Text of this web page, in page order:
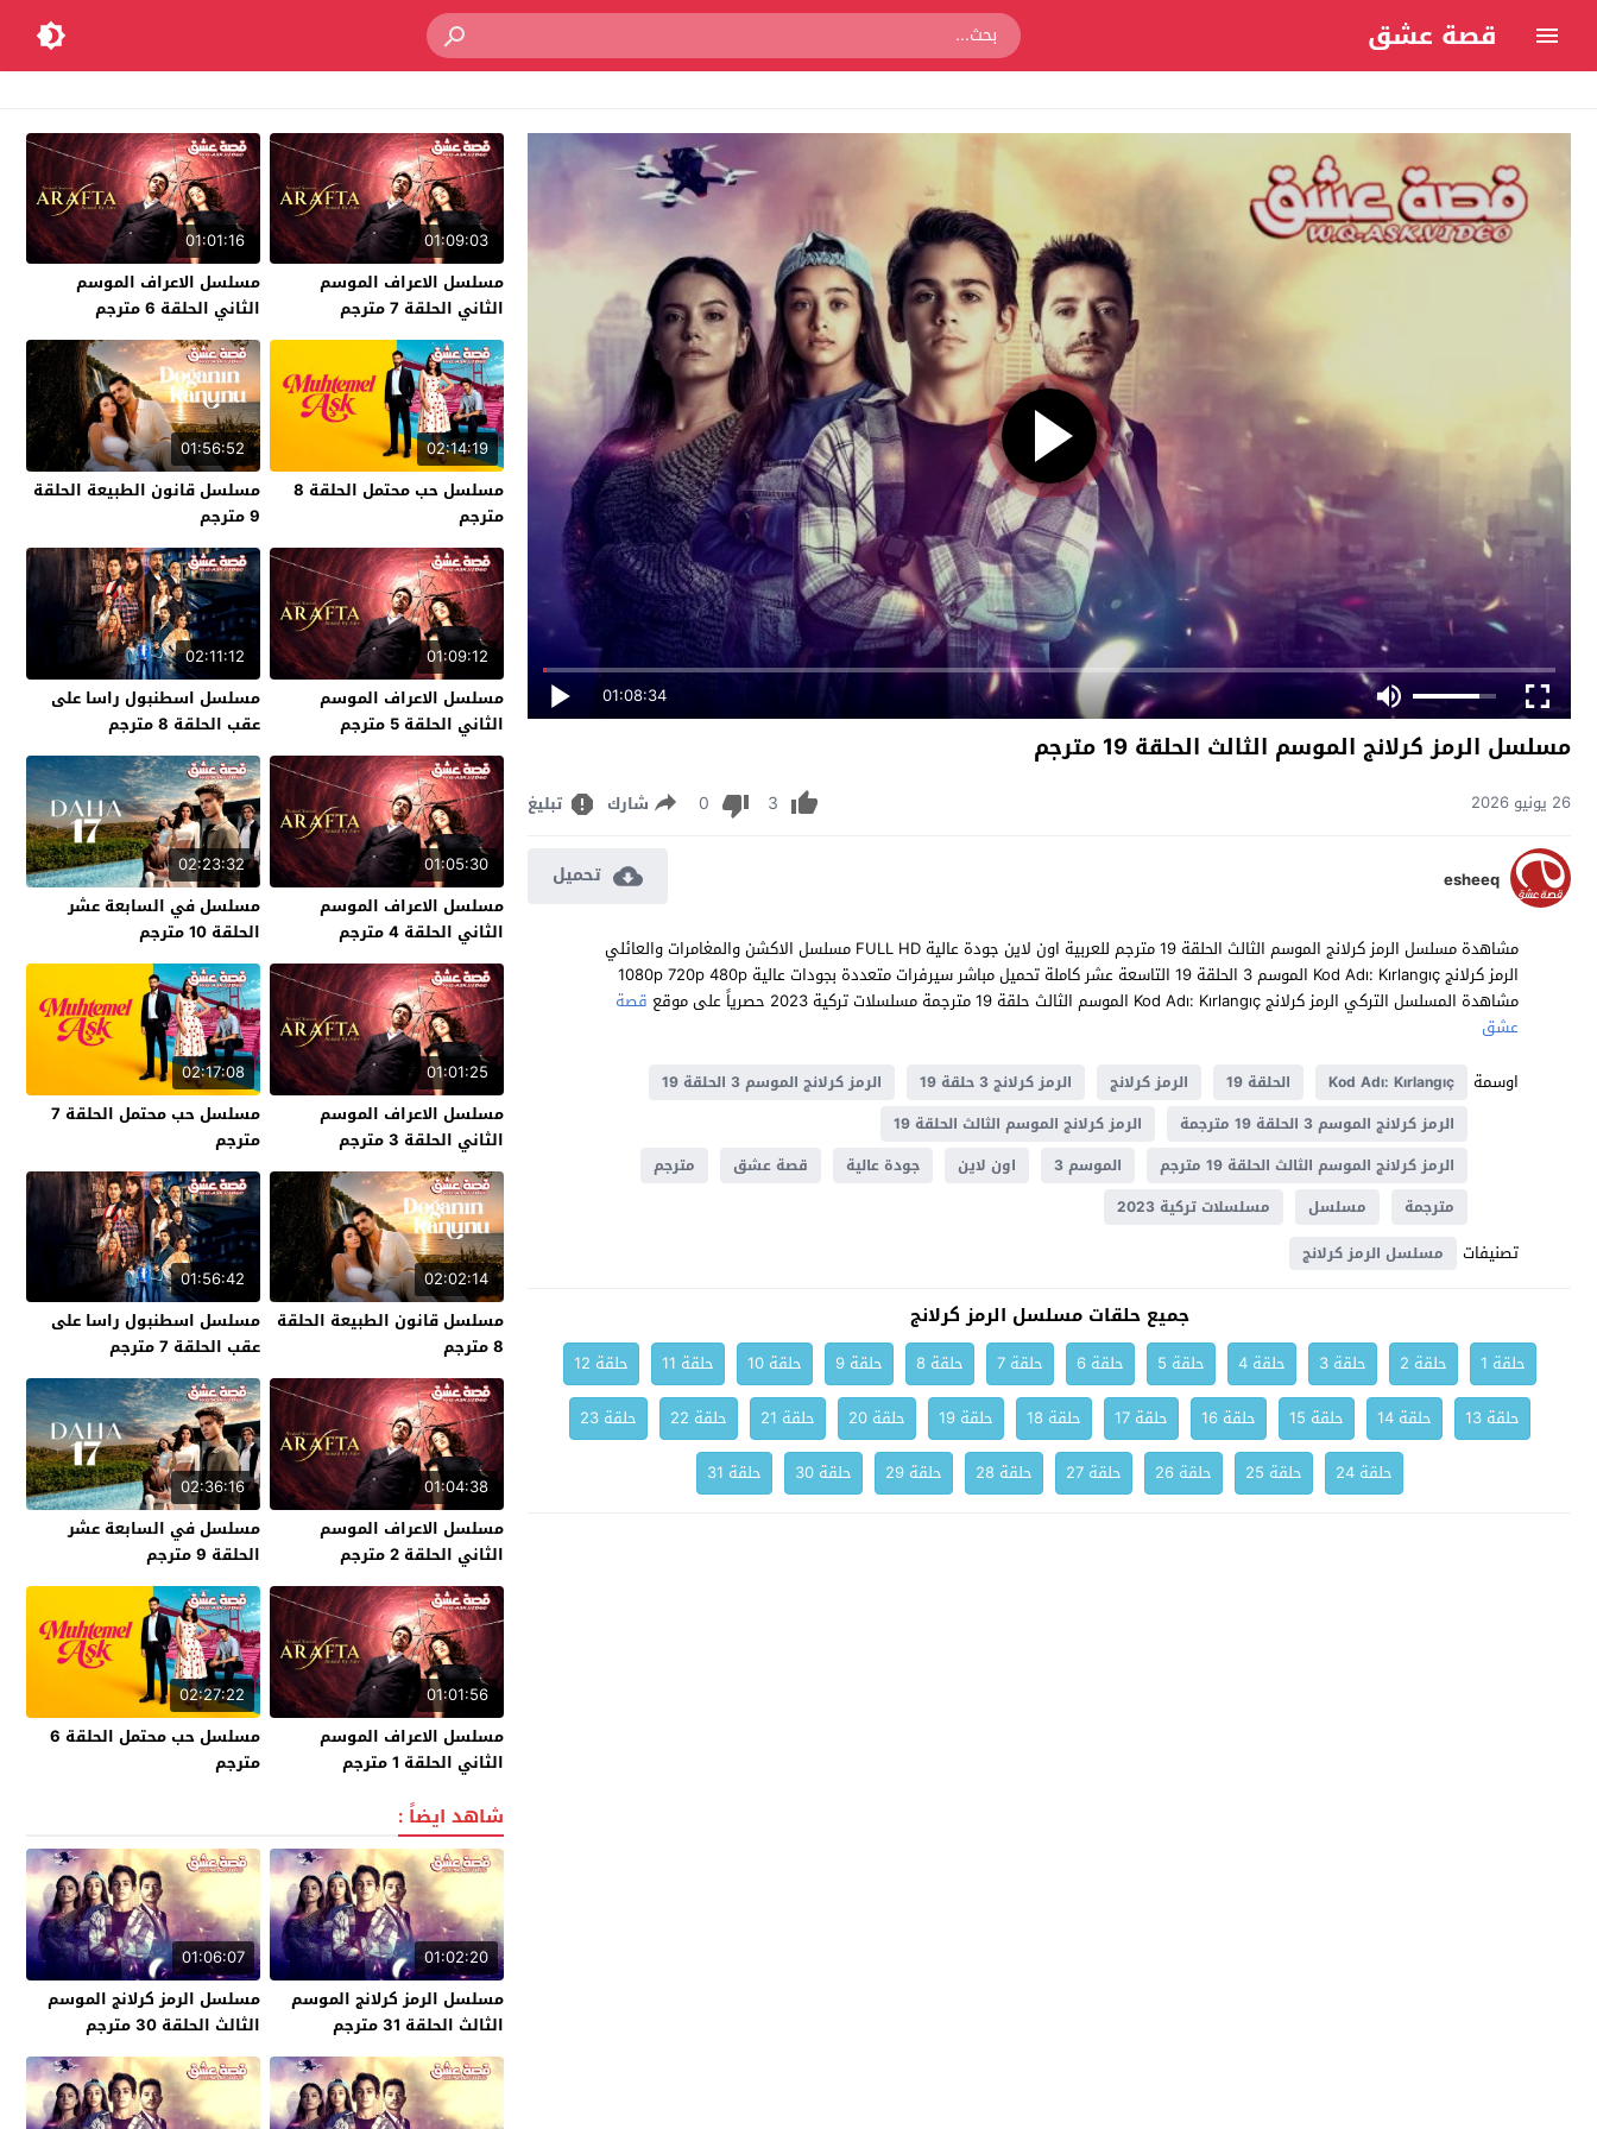
قصة عشق
01:08:34
مسلسل الرمز كرلانج الموسم الثالث الحلقة 19 مترجم
26 يونيو 2026 3
0 شارك تبليغ
esheeq تحميل
مشاهدة مسلسل الرمز كرلانج الموسم الثالث الحلقة 19 مترجم للعربية اون لاين جودة عالية FULL HD مسلسل الاكشن والمغامرات والعائلي
الرمز كرلانج Kod Adı: Kırlangıç الموسم 3 الحلقة 19 التاسعة عشر كاملة تحميل مباشر سيرفرات متعددة بجودات عالية 1080p 720p 480p
مشاهدة المسلسل التركي الرمز كرلانج Kod Adı: Kırlangıç الموسم الثالث حلقة 19 مترجمة مسلسلات تركية 2023 حصرياً على موقع
قصة
عشق
اوسمة
Kod Adı: Kırlangıç الحلقة 19 الرمز كرلانج الرمز كرلانج 3 حلقة 19
الرمز كرلانج الموسم 3 الحلقة 19
الرمز كرلانج الموسم 3 الحلقة 19 مترجمة
الرمز كرلانج الموسم الثالث الحلقة 19
الرمز كرلانج الموسم الثالث الحلقة 19 مترجم
الموسم 3 اون لاين جودة عالية قصة عشق
مترجم
مترجمة
مسلسل مسلسلات تركية 2023
تصنيفات مسلسل الرمز كرلانج
جميع حلقات مسلسل الرمز كرلانج
حلقة 1 حلقة 2 حلقة 3 حلقة 4 حلقة 5 حلقة 6 حلقة 7 حلقة 8 حلقة 9 حلقة 10 حلقة 11
حلقة 12
حلقة 13
حلقة 14 حلقة 15 حلقة 16 حلقة 17 حلقة 18 حلقة 19 حلقة 20 حلقة 21 حلقة 22
حلقة 23
حلقة 24
حلقة 25 حلقة 26 حلقة 27 حلقة 28 حلقة 29 حلقة 30 حلقة 31
01:09:03
مسلسل الاعراف الموسم
الثاني الحلقة 7 مترجم
01:01:16
مسلسل الاعراف الموسم
الثاني الحلقة 6 مترجم
02:14:19
مسلسل حب محتمل الحلقة 8
مترجم
01:56:52
مسلسل قانون الطبيعة الحلقة
9 مترجم
01:09:12
مسلسل الاعراف الموسم
الثاني الحلقة 5 مترجم
02:11:12
مسلسل اسطنبول راسا على
عقب الحلقة 8 مترجم
01:05:30
مسلسل الاعراف الموسم
الثاني الحلقة 4 مترجم
02:23:32
مسلسل في السابعة عشر
الحلقة 10 مترجم
01:01:25
مسلسل الاعراف الموسم
الثاني الحلقة 3 مترجم
02:17:08
مسلسل حب محتمل الحلقة 7
مترجم
02:02:14
مسلسل قانون الطبيعة الحلقة
8 مترجم
01:56:42
مسلسل اسطنبول راسا على
عقب الحلقة 7 مترجم
01:04:38
مسلسل الاعراف الموسم
الثاني الحلقة 2 مترجم
02:36:16
مسلسل في السابعة عشر
الحلقة 9 مترجم
01:01:56
مسلسل الاعراف الموسم
الثاني الحلقة 1 مترجم
02:27:22
مسلسل حب محتمل الحلقة 6
مترجم
شاهد ايضاً :
01:02:20
مسلسل الرمز كرلانج الموسم
الثالث الحلقة 31 مترجم
01:06:07
مسلسل الرمز كرلانج الموسم
الثالث الحلقة 30 مترجم